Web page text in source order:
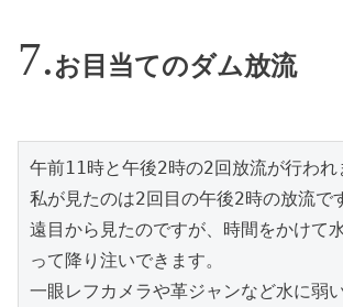
お目当てのダム放流
午前11時と午後2時の2回放流が行われ
私が見たのは2回目の午後2時の放流で
遠目から見たのですが、時間をかけて
って降り注いできます。
一眼レフカメラや革ジャンなど水に弱